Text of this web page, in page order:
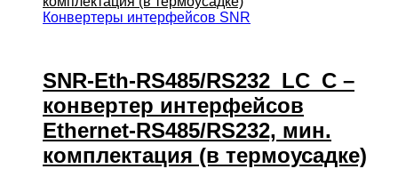
Конвертеры интерфейсов SNR
SNR-Eth-RS485/RS232_LC_С –
конвертер интерфейсов
Ethernet-RS485/RS232, мин.
комплектация (в термоусадке)